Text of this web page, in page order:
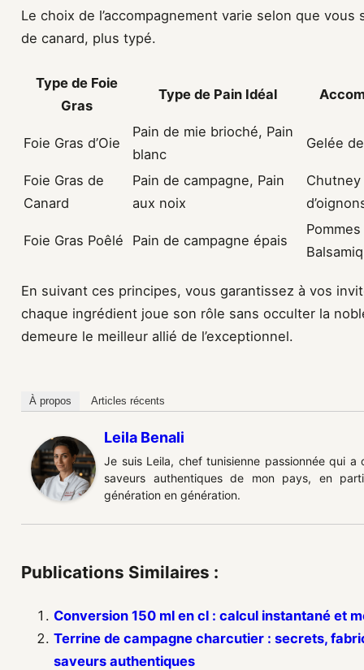
Le choix de l’accompagnement varie selon que
de canard, plus typé.
Type de Foie
Gras
Type de Pain Idéal
Foie Gras d’Oie
Pain de mie brioché, Pain
blanc
Gelée
Foie Gras de
Canard
Pain de campagne, Pain
aux noix
Foie Gras Poêlé Pain de campagne épais
En suivant ces principes, vous garantissez à vos
chaque ingrédient joue son rôle sans occulter la
demeure le meilleur allié de l’exceptionnel.
À propos Articles récents
Leila Benali
Je suis Leila, chef tunisienne passionnée qui
saveurs authentiques de mon pays, en
génération en génération.
Publications Similaires :
Conversion 150 ml en cl : calcul instantané et
Terrine de campagne charcutier : secrets,
saveurs authentiques